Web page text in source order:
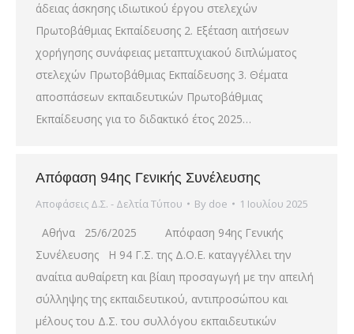
άδειας άσκησης ιδιωτικού έργου στελεχών
Πρωτοβάθμιας Εκπαίδευσης 2. Εξέταση αιτήσεων
χορήγησης συνάφειας μεταπτυχιακού διπλώματος
στελεχών Πρωτοβάθμιας Εκπαίδευσης 3. Θέματα
αποσπάσεων εκπαιδευτικών Πρωτοβάθμιας
Εκπαίδευσης για το διδακτικό έτος 2025…
Απόφαση 94ης Γενικής Συνέλευσης
Αποφάσεις Δ.Σ. - Δελτία Τύπου By doe 1 Ιουλίου 2025
Αθήνα 25/6/2025 Απόφαση 94ης Γενικής
Συνέλευσης Η 94 Γ.Σ. της Δ.Ο.Ε. καταγγέλλει την
αναίτια αυθαίρετη και βίαιη προσαγωγή με την απειλή
σύλληψης της εκπαιδευτικού, αντιπροσώπου και
μέλους του Δ.Σ. του συλλόγου εκπαιδευτικών